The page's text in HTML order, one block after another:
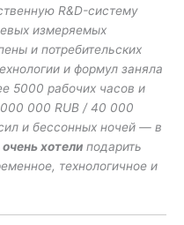
R&D-систему
измеряемых
и потребительских
и формул заняла
5000 рабочих часов и
000 RUB / 40 000
и бессонных ночей — в
очень хотели подарить
технологичное и